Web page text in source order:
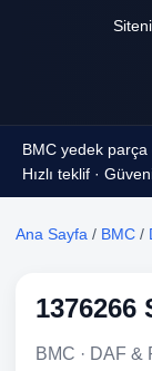
BMC yedek
Hızlı teklif ·
Ana Sayfa / BMC /
1376266
BMC · DAF &